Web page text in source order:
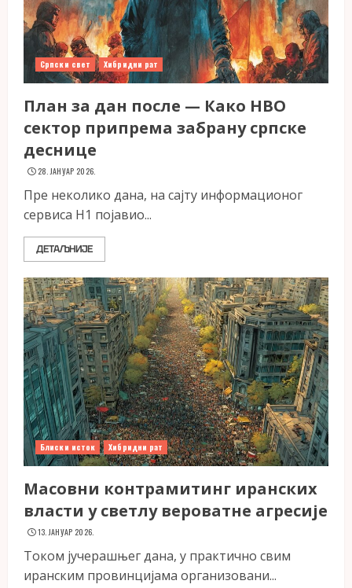
Српски свет Хибридни рат
План за дан после — Како НВО
сектор припрема забрану српске
деснице
28. ЈАНУАР 2026.
Пре неколико дана, на сајту информационог
сервиса Н1 појавио...
ДЕТАЉНИЈЕ
Блиски исток Хибридни рат
Масовни контрамитинг иранских
власти у светлу вероватне агресије
13. ЈАНУАР 2026.
Током јучерашњег дана, у практично свим
иранским провинцијама организовани...